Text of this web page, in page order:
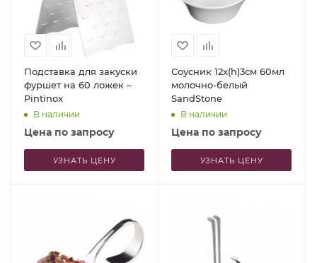
Подставка для закуски
фуршет на 60 ложек –
Pintinox
В наличии
Цена по запросу
УЗНАТЬ ЦЕНУ
Соусник 12x(h)3см 60мл
молочно-белый
SandStone
В наличии
Цена по запросу
УЗНАТЬ ЦЕНУ